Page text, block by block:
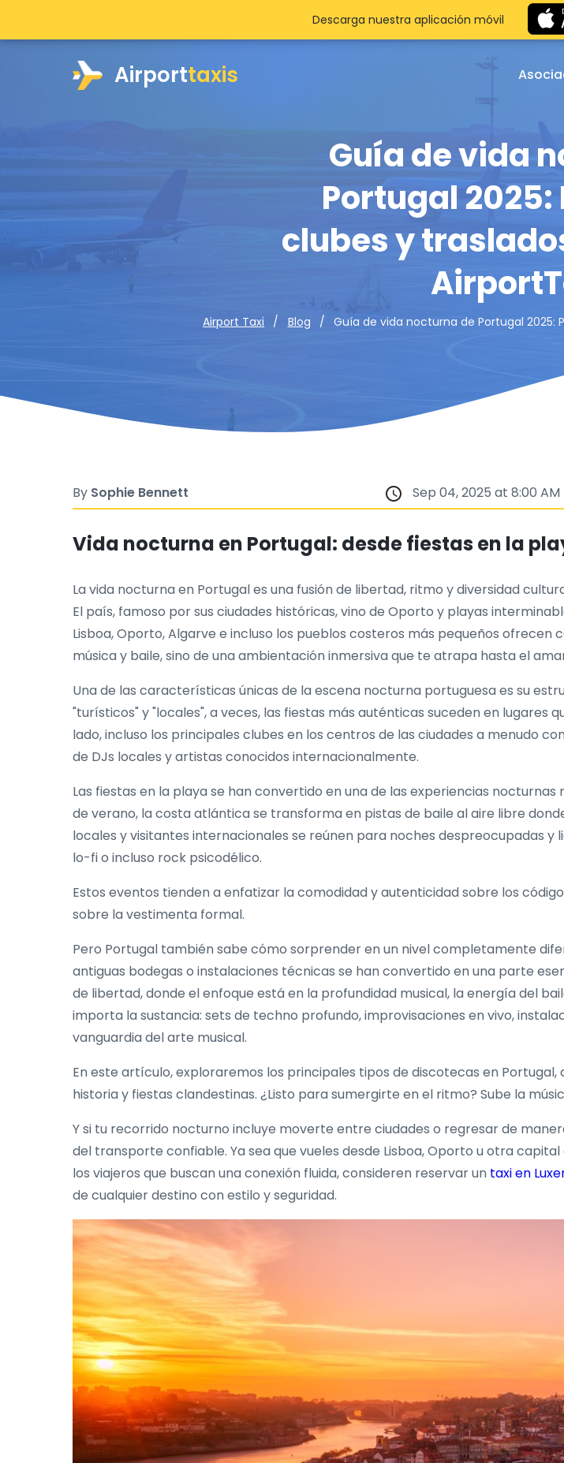
Airporttaxis
Guía de vida
Portugal
clubes y
Airport Taxi Blog Guía de vida nocturna de Portugal 2025:
Descarga nuestra aplicación móvil
By Sophie Bennett Sep 04, 2025 at 8:00 AM
Vida nocturna en Portugal: desde fiestas en la
La vida nocturna en Portugal es una fusión de libertad, ritmo y diversidad
El país, famoso por sus ciudades históricas, vino de Oporto y playas
Lisboa, Oporto, Algarve e incluso los pueblos costeros más pequeños
música y baile, sino de una ambientación inmersiva que te atrapa hasta el
Una de las características únicas de la escena nocturna portuguesa es su
"turísticos" y "locales", a veces, las fiestas más auténticas suceden en lugares
lado, incluso los principales clubes en los centros de las ciudades a menudo
de DJs locales y artistas conocidos internacionalmente.
Las fiestas en la playa se han convertido en una de las experiencias
de verano, la costa atlántica se transforma en pistas de baile al aire libre
locales y visitantes internacionales se reúnen para noches despreocupadas
lo-fi o incluso rock psicodélico.
Estos eventos tienden a enfatizar la comodidad y autenticidad sobre los
sobre la vestimenta formal.
Pero Portugal también sabe cómo sorprender en un nivel completamente
antiguas bodegas o instalaciones técnicas se han convertido en una parte
de libertad, donde el enfoque está en la profundidad musical, la energía del
importa la sustancia: sets de techno profundo, improvisaciones en vivo,
vanguardia del arte musical.
En este artículo, exploraremos los principales tipos de discotecas en
historia y fiestas clandestinas. ¿Listo para sumergirte en el ritmo? Sube la
Y si tu recorrido nocturno incluye moverte entre ciudades o regresar de
del transporte confiable. Ya sea que vueles desde Lisboa, Oporto u otra
los viajeros que buscan una conexión fluida, consideren reservar un taxi en
de cualquier destino con estilo y seguridad.